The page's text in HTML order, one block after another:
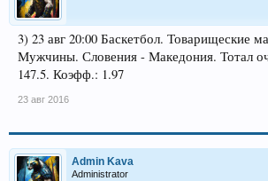
3) 23 авг 20:00 Баскетбол. Товарищеские
Мужчины. Словения - Македония. Тотал
147.5. Коэфф.: 1.97
23 авг 2016
Admin Kava
Administrator